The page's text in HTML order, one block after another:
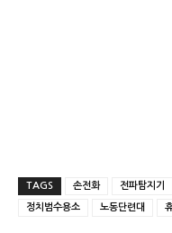
TAGS 손전화 전파탐지기
정치범수용소 노동단련대